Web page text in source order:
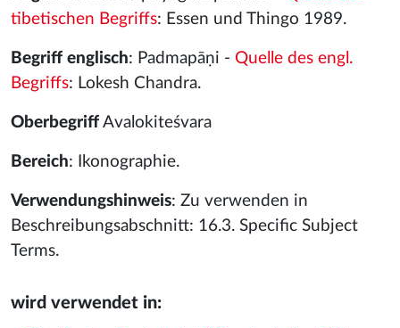
tibetischen Begriffs: Essen und Thingo 1989.
Begriff englisch: Padmapāṇi - Quelle des engl.
Begriffs: Lokesh Chandra.
Oberbegriff Avalokiteśvara
Bereich: Ikonographie.
Verwendungshinweis: Zu verwenden in
Beschreibungsabschnitt: 16.3. Specific Subject
Terms.
wird verwendet in: